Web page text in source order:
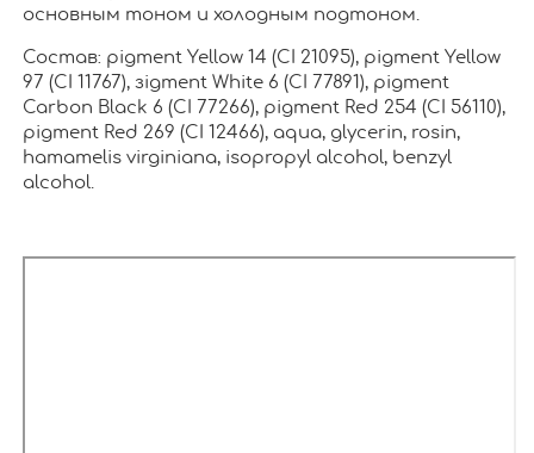
основным тоном и холодным подтоном.
Состав: pigment Yellow 14 (CI 21095), pigment Yellow
97 (CI 11767), зigment White 6 (CI 77891), pigment
Carbon Black 6 (CI 77266), pigment Red 254 (CI 56110),
pigment Red 269 (CI 12466), aqua, glycerin, rosin,
hamamelis virginiana, isopropyl alcohol, benzyl
alcohol.